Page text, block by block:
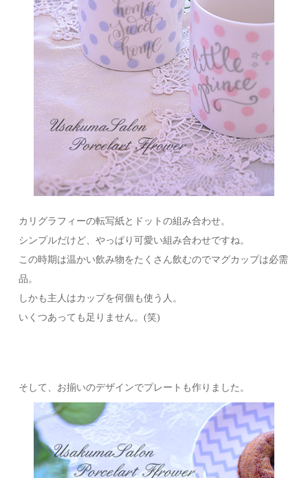
カリグラフィーの転写紙とドットの組み合わせ。
シンプルだけど、やっぱり可愛い組み合わせですね。
この時期は温かい飲み物をたくさん飲むのでマグカップは必需
品。
しかも主人はカップを何個も使う人。
いくつあっても足りません。(笑)
そして、お揃いのデザインでプレートも作りました。